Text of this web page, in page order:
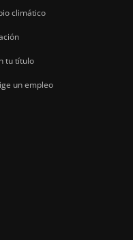
climático
tu título
un empleo